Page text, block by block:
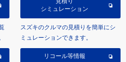
シミュレーション
スズキのクルマの見積りを簡単にシ
ミュレーションできます。
リコール等情報